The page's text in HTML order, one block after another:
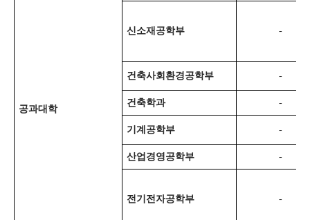
공과대학
신소재공학부 -
건축사회환경공학부 -
건축학과 -
기계공학부 -
산업경영공학부 -
전기전자공학부 -